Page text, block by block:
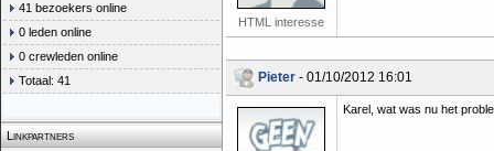
41 bezoekers online
0 leden online
0 crewleden online
Totaal: 41
Linkpartners
HTML interesse
Pieter - 01/10/2012 16:01
Karel, wat was nu het